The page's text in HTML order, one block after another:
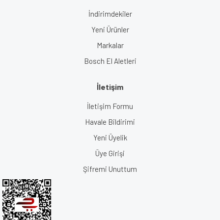
İndirimdekiler
Yeni Ürünler
Markalar
Bosch El Aletleri
İletişim
İletişim Formu
Havale Bildirimi
Yeni Üyelik
Üye Girişi
Şifremi Unuttum